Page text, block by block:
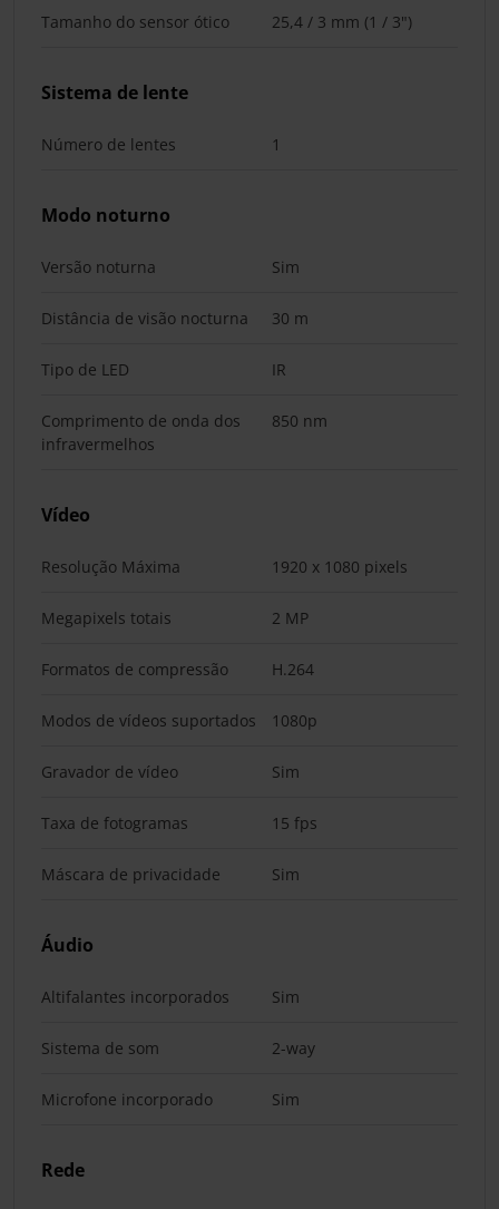
Tamanho do sensor ótico 25,4 / 3 mm (1 / 3")
Sistema de lente
Número de lentes 1
Modo noturno
Versão noturna Sim
Distância de visão nocturna 30 m
Tipo de LED IR
Comprimento de onda dos
infravermelhos
850 nm
Vídeo
Resolução Máxima 1920 x 1080 pixels
Megapixels totais 2 MP
Formatos de compressão H.264
Modos de vídeos suportados 1080p
Gravador de vídeo Sim
Taxa de fotogramas 15 fps
Máscara de privacidade Sim
Áudio
Altifalantes incorporados Sim
Sistema de som 2-way
Microfone incorporado Sim
Rede